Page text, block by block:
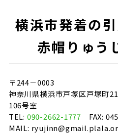
o
o
k
横浜市発着の
赤帽りゅう
〒244－0003
神奈川県横浜市戸塚区戸塚町
106号室
TEL: 090-2662-1777 FAX:
MAIL: